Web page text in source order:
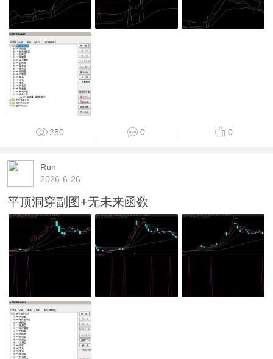
250 0 0
Run
2026-6-26
平顶洞穿副图+无未来函数